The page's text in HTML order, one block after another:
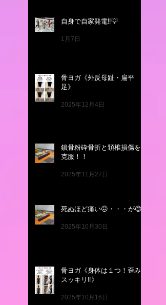
自身で自家発電‼️💡
1月7日
骨ヨガ《外反母趾・扁平
足》
2025年12月4日
鎖骨粉砕骨折と頚椎損傷を
克服！！
2025年11月27日
死ぬほど痛い😖・・・が😊
2025年10月30日
骨ヨガ《身体は１つ！歪み
スッキリ‼️》
2025年10月16日